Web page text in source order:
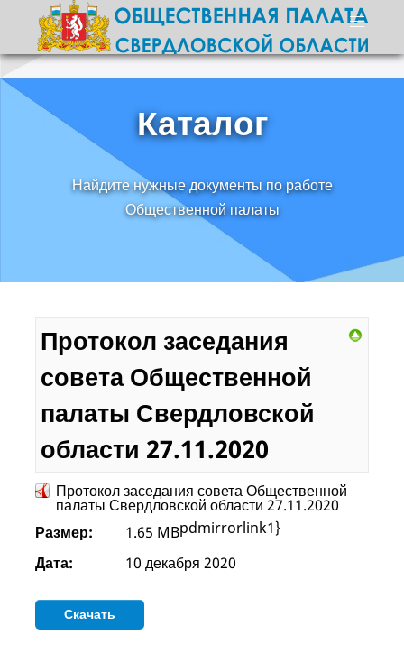
Каталог
Найдите нужные документы по работе
Общественной палаты
Протокол заседания
совета Общественной
палаты Свердловской
области 27.11.2020
Протокол заседания совета Общественной
палаты Свердловской области 27.11.2020
Размер:
1.65 MB
Дата:
10 декабря 2020
pdmirrorlink1}